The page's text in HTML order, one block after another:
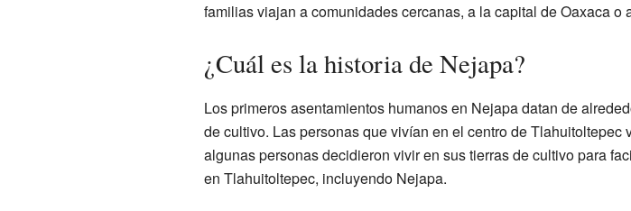
familias viajan a comunidades cercanas, a la capital de Oaxaca o
¿Cuál es la historia de Nejapa?
Los primeros asentamientos humanos en Nejapa datan de
de cultivo. Las personas que vivían en el centro de
algunas personas decidieron vivir en sus tierras de cultivo para
en Tlahuitoltepec, incluyendo Nejapa.